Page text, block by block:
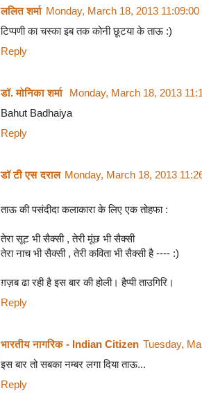
ललित शर्मा Monday, March 18, 2013
टिप्पणी का चस्का इब तक कोनी छूटया के ताऊ :)
Reply
डॉ. मोनिका शर्मा
Monday, March 18, 2013
Bahut Badhaiya
Reply
डॉ टी एस दराल Monday, March 18, 2013
ताऊ की पसंदीदा कलाकारा के लिए एक तोहफा :
तेरा सूट भी सैक्सी , तेरी मूंछ भी सैक्सी
तेरा नाच भी सैक्सी , तेरी कविता भी सैक्सी है ---- :)
ग़ज़ब ढा रही है इस बार की होली। हैप्पी ताउगिरि।
Reply
भारतीय नागरिक - Indian Citizen Tuesday,
इस बार तो सबका नम्बर लगा दिया ताऊ...
Reply